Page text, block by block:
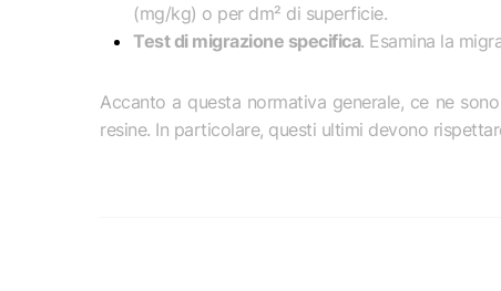
(mg/kg) o per dm² di superficie.
Test di migrazione specifica. Esamina la
Accanto a questa normativa generale, ce ne
resine. In particolare, questi ultimi devono